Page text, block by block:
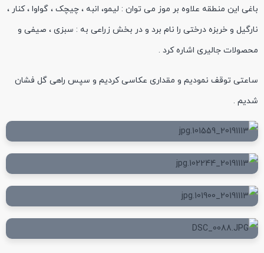
باغی این منطقه علاوه بر موز می توان : لیمو، انبه ، چیچک ، گواوا ، کنار ،
نارگیل و خربزه درختی را نام برد و در بخش زراعی به : سبزی ، صیفی و
محصولات جالیری اشاره کرد .
ساعتی توقف نمودیم و مقداری عکاسی کردیم و سپس راهی گل فشان
شدیم .